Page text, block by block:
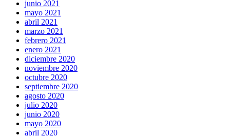
junio 2021
mayo 2021
abril 2021
marzo 2021
febrero 2021
enero 2021
diciembre 2020
noviembre 2020
octubre 2020
septiembre 2020
agosto 2020
julio 2020
junio 2020
mayo 2020
abril 2020